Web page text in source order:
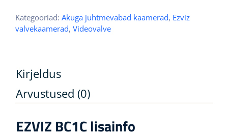
Kategooriad: Akuga juhtmevabad kaamerad, Ezviz
valvekaamerad, Videovalve
Kirjeldus
Arvustused (0)
EZVIZ BC1C lisainfo